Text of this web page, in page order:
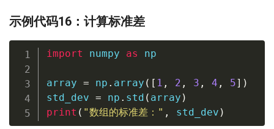
示例代码16：计算标准差
import numpy as np
array = np . array ( [ 1 , 2 , 3 , 4 , 5] )
std_dev = np . std ( array )
print ( "数组的标准差：" , std_dev )